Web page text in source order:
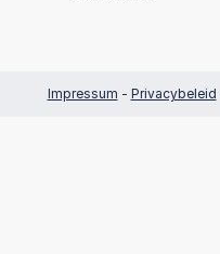
Impressum - Privacybeleid